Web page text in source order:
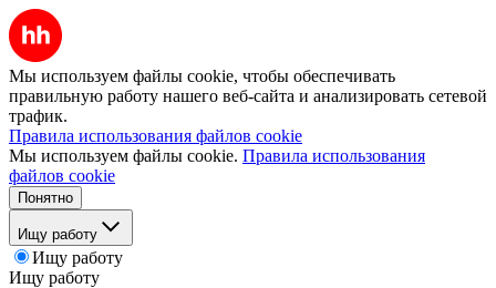
Мы используем файлы cookie, чтобы обеспечивать
правильную работу нашего веб-сайта и анализировать сетевой
трафик.
Правила использования файлов cookie
Мы используем файлы cookie. Правила использования
файлов cookie
Понятно
Ищу работу
Ищу работу
Ищу работу